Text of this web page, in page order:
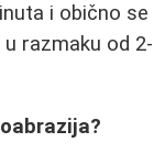
i obično se
razmaku od 2-